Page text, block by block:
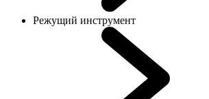
Режущий инструмент